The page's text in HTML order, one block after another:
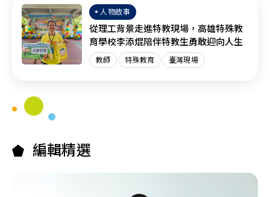
人物故事
從理工背景走進特教現場，高雄特殊教
育學校李添焜陪伴特教生勇敢迎向人生
教師 特殊教育 臺灣現場
編輯精選